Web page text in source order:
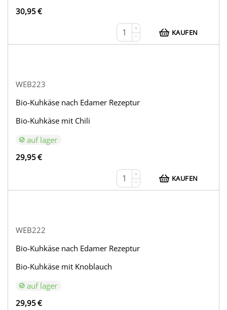
30,95€
+
−
KAUFEN
WEB223
Bio-Kuhkäse nach Edamer Rezeptur
Bio-Kuhkäse mit Chili
auf lager
29,95€
+
−
KAUFEN
WEB222
Bio-Kuhkäse nach Edamer Rezeptur
Bio-Kuhkäse mit Knoblauch
auf lager
29,95€